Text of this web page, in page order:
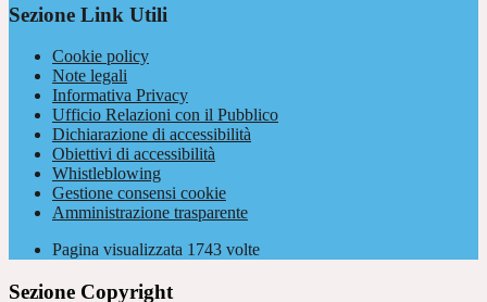
Sezione Link Utili
Cookie policy
Note legali
Informativa Privacy
Ufficio Relazioni con il Pubblico
Dichiarazione di accessibilità
Obiettivi di accessibilità
Whistleblowing
Gestione consensi cookie
Amministrazione trasparente
Pagina visualizzata 1743 volte
Sezione Copyright